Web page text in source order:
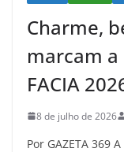
Charme,
marcam a
FACIA
8 de julho de 2026
Por GAZETA 369